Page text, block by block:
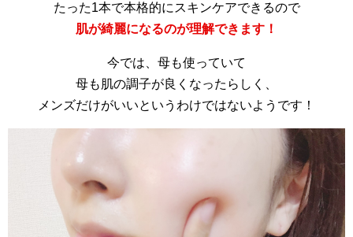
たった1本で本格的にスキンケアできるので
肌が綺麗になるのが理解できます！
今では、母も使っていて
母も肌の調子が良くなったらしく、
メンズだけがいいというわけではないようです！